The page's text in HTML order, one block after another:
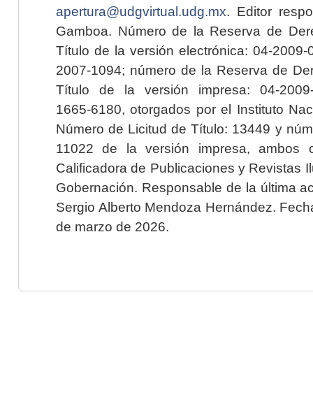
apertura@udgvirtual.udg.mx. Editor
Gamboa. Número de la Reserva de
Título de la versión electrónica: 04-2009-
2007-1094; número de la Reserva de
Título de la versión impresa: 04-2009-
1665-6180, otorgados por el Instituto
Número de Licitud de Título: 13449 y
11022 de la versión impresa, ambos
Calificadora de Publicaciones y Revistas
Gobernación. Responsable de la última
Sergio Alberto Mendoza Hernández.
de marzo de 2026.